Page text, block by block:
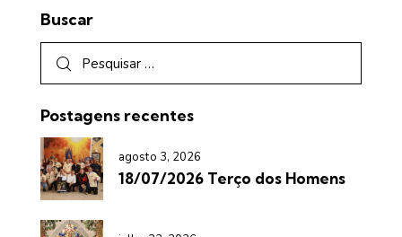
Buscar
Postagens recentes
agosto 3, 2026
18/07/2026 Terço dos Homens